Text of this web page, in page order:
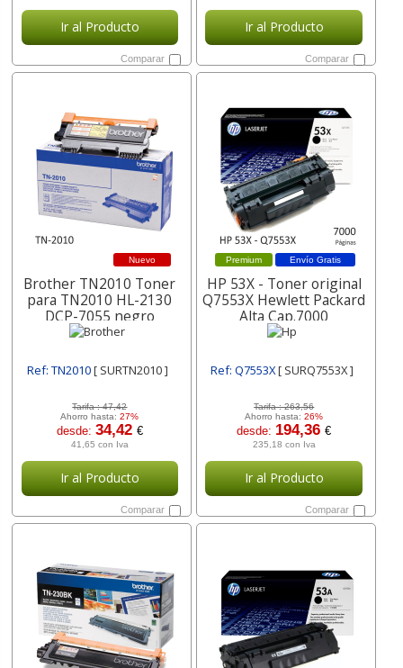
Ir al Producto
Comparar
Ir al Producto
Comparar
Nuevo
Brother TN2010 Toner
para TN2010 HL-2130
DCP-7055 negro
Ref: TN2010[ SURTN2010 ]
Tarifa :47,42
Ahorro hasta:27%
desde: 34,42 €
41,65 con Iva
Ir al Producto
Comparar
Envío Gratis
Premium
HP 53X - Toner original
Q7553X Hewlett Packard
Alta Cap.7000
Ref: Q7553X[ SURQ7553X ]
Tarifa :263,56
Ahorro hasta:26%
desde: 194,36€
235,18 con Iva
Ir al Producto
Comparar